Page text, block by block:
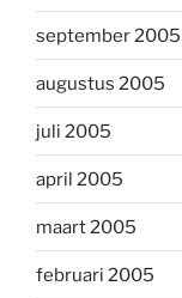
september 2005
augustus 2005
juli 2005
april 2005
maart 2005
februari 2005